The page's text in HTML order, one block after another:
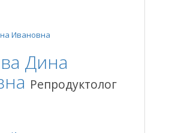
Дина
Репродуктолог